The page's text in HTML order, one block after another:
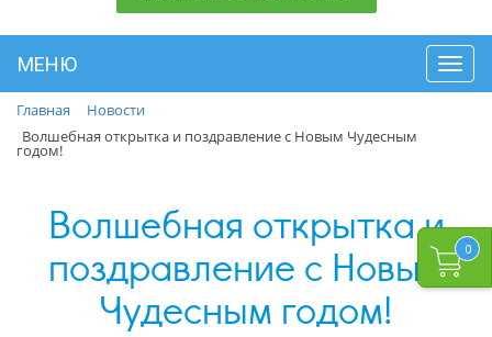
0
МЕНЮ
Главная
Новости
Волшебная открытка и поздравление с Новым Чудесным
годом!
Волшебная открытка и
поздравление с Новым
Чудесным годом!